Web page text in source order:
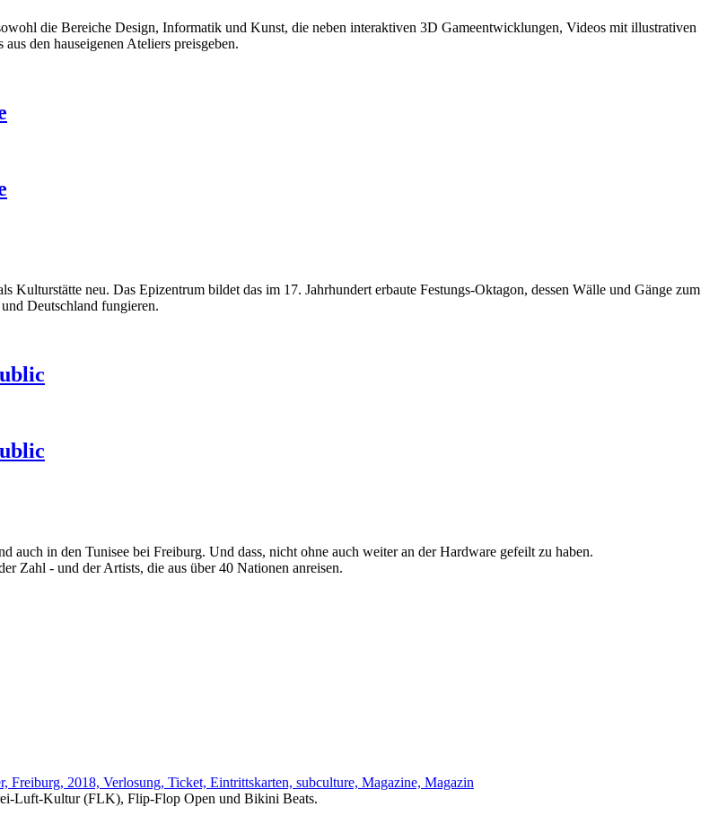
die Bereiche Design, Informatik und Kunst, die neben interaktiven 3D Gameentwicklungen, Videos mit illustrativen
den hauseigenen Ateliers preisgeben.
neu. Das Epizentrum bildet das im 17. Jahrhundert erbaute Festungs-Oktagon, dessen Wälle und Gänge zum
Deutschland fungieren.
auch in den Tunisee bei Freiburg. Und dass, nicht ohne auch weiter an der Hardware gefeilt zu haben.
Zahl - und der Artists, die aus über 40 Nationen anreisen.
Luft-Kultur (FLK), Flip-Flop Open und Bikini Beats.